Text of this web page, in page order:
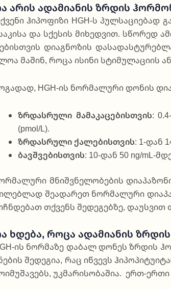
Არის Ადამიანის Ზრდის
ჰი­პო­ფი­ზი HGH-ს პულ­სა­ცი­ე­ბად
და სქე­სის მი­ხედ­ვით. სწო­რედ
დი­ა­გნო­ზის
მა­შინ, რო­ცა ისი­ნი სტი­მუ­ლა­ცი­ის
HGH-ის ნო­რმა­ლუ­რი დო­ნის
ზრდას­რუ­ლი მა­მა­კა­ცე­ბის­თვის:
(pmol/L).
ზრდას­რუ­ლი ქა­ლე­ბის­თვის: 1-დან
ბავ­შვე­ბის­თვის: 10-დან 50 ng/mL-
მნიშ­ვნე­ლო­ბე­ბის
შე­ა­და­რეთ ნო­რმა­ლუ­რი
თქვენს შე­დე­გე­ბზე, და­უს­ვით
Ხდება, Როცა Ადამიანის
ის ნო­რმა­ზე და­ბალ დო­ნეს ზრდის
შე­დე­გია, რაც იწ­ვევს
უკმა­რი­სო­ბა­შია. ერთ-